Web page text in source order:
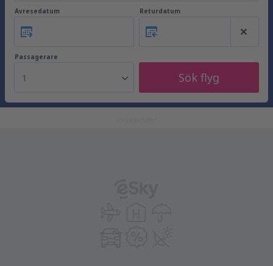
Avresedatum Returdatum
Passagerare
1 Sök flyg